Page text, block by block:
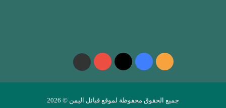
ملخص
الموقع
RSS
فيسبوك ‫X
‫YouTubeواتساب
جميع الحقوق محفوظة لموقع قبائل اليمن © 2026